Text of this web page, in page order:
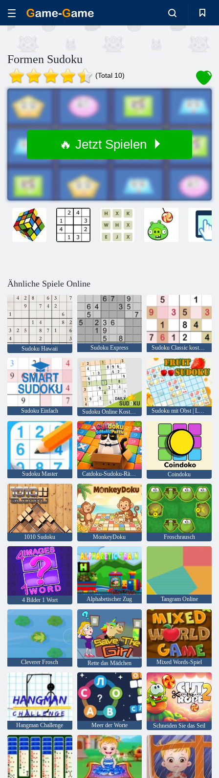
Formen Sudoku
(Total 10)
🔥 Jetzt Spielen
Ähnliche Spiele Online
Sudoku Hawaii Sudoku Express Sudoku Classic kostenlos spielen
Sudoku Einfach Sudoku Online Kostenlos Sudoku mit Obst | Leicht, mitten, schwer
Sudoku Master Catdoku-Sudoku-Rätsel Coindoku
1010 Sudoku MonkeyDoku Froschrausch
4 Bilder 1 Wort Alphabetischer Zug Tangram Online
Cleverer Frosch Rette das Mädchen Mixed Words-Spiel
Hangman Challenge Meer der Worte Schneiden Sie das Seil